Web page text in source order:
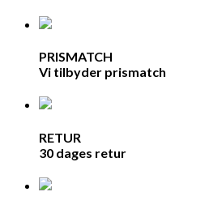
PRISMATCH
Vi tilbyder prismatch
RETUR
30 dages retur